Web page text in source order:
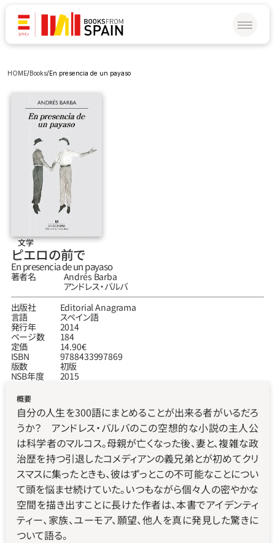
HOME/Books/En presencia de un payaso
文学
ピエロの前で
En presencia de un payaso
著者名
Andrés Barba
アンドレス‧バルバ
出版社
Editorial Anagrama
言語
スペイン語
発行年
2014
ページ数
184
定価
14.90€
ISBN
9788433997869
版数
初版
NSB年度
2015
概要
自分の人生を300語にまとめることが出来る者がいるだろ
うか？　アンドレス・バルバのこの空想的な小説の主人公
は科学者のマルコス。母親が亡くなった後、妻と、複雑な政
治歴を持つ引退したコメディアンの義兄弟とが初めてクリ
スマスに集ったときも、彼はずっとこの不可能なことについ
て頭を悩ませ続けていた。いつもながら個々人の密やかな
空間を描き出すことに長けた作者は、本書でアイデンティ
ティー、家族、ユーモア、願望、他人を真に発見した驚きに
ついて語る。